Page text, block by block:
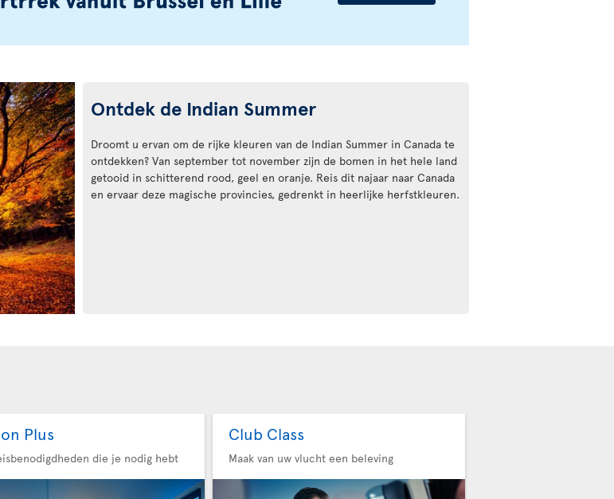
Ontdek de Indian Summer
Droomt u ervan om de rijke kleuren van de Indian Summer in Canada te
ontdekken? Van september tot november zijn de bomen in het hele land
getooid in schitterend rood, geel en oranje. Reis dit najaar naar Canada
en ervaar deze magische provincies, gedrenkt in heerlijke herfstkleuren.
Plus
die je nodig hebt
Club Class
Maak van uw vlucht een beleving